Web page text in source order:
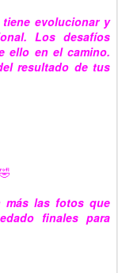
evolucionar y
Los desafíos
ello en el camino.
resultado de tus
más las fotos que
finales para